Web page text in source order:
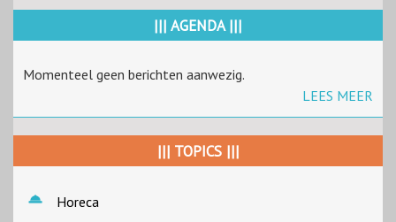
||| AGENDA |||
Momenteel geen berichten aanwezig.
LEES MEER
||| TOPICS |||
Horeca